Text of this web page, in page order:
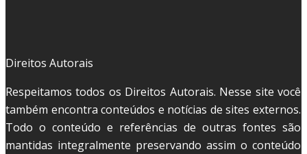
Direitos Autorais
Respeitamos todos os Direitos Autorais. Nesse site você
também encontra conteúdos e notícias de sites externos.
Todo o conteúdo e referências de outras fontes são
mantidas integralmente preservando assim o conteúdo